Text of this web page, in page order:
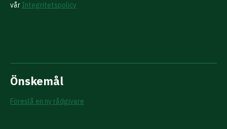
vår Integritetspolicy
Önskemål
Föreslå en ny rådgivare